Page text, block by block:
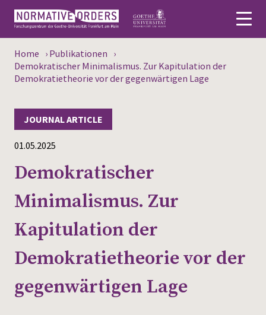
Deutsch
News
Persons
Research
Events
Publications
Media
Press
Home › Publikationen ›
Demokratischer Minimalismus. Zur Kapitulation der
Demokratietheorie vor der gegenwärtigen Lage
01.05.2025
JOURNAL ARTICLE
Demokratischer
Minimalismus. Zur
Kapitulation der
Demokratietheorie vor der
gegenwärtigen Lage